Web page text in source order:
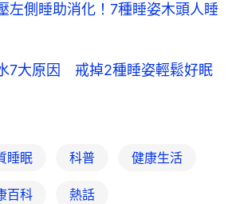
左側睡助消化！7種睡姿木頭人睡
7大原因 戒掉2種睡姿輕鬆好眠
睡眠 科普 健康生活
百科 熱話